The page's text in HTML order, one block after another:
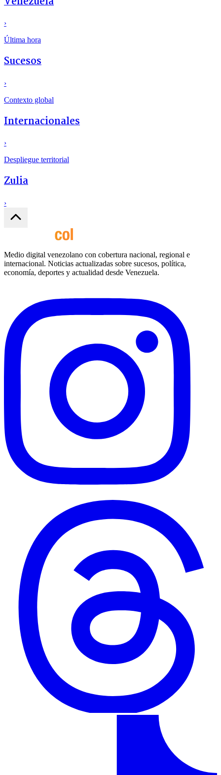
›
Última hora
Sucesos
›
Contexto global
Internacionales
›
Despliegue territorial
Zulia
›
Medio digital venezolano con cobertura nacional, regional e
internacional. Noticias actualizadas sobre sucesos, política,
economía, deportes y actualidad desde Venezuela.